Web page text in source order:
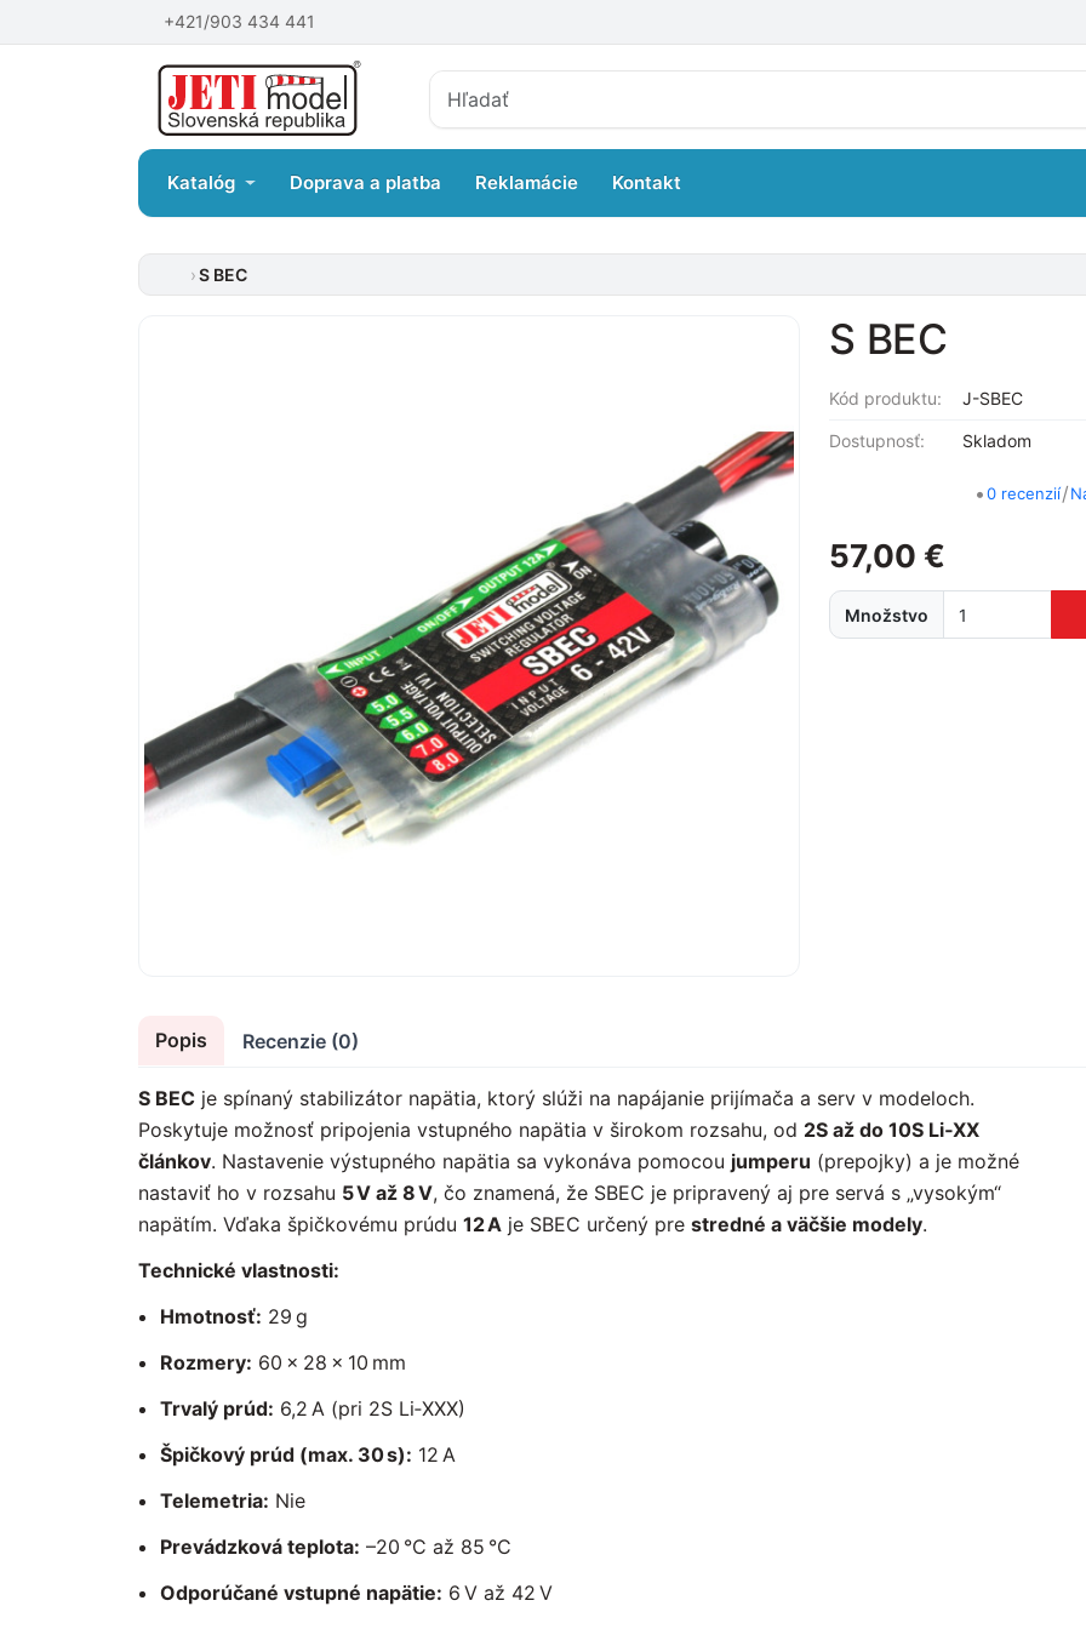
+421/903 434 441
Katalóg Doprava a platba Reklamácie Kontakt
S BEC
S BEC
Kód produktu: J-SBEC
Dostupnosť: Skladom
•0 recenzií/
57,00 €
Množstvo
Popis Recenzie (0)
S BEC je spínaný stabilizátor napätia, ktorý slúži na napájanie prijímača a serv v modeloch.
Poskytuje možnosť pripojenia vstupného napätia v širokom rozsahu, od 2S až do 10S Li‑XX
článkov. Nastavenie výstupného napätia sa vykonáva pomocou jumperu (prepojky) a je možné
nastaviť ho v rozsahu 5 V až 8 V, čo znamená, že SBEC je pripravený aj pre servá s „vysokým“
napätím. Vďaka špičkovému prúdu 12 A je SBEC určený pre stredné a väčšie modely.
Technické vlastnosti:
Hmotnosť: 29 g
Rozmery: 60 × 28 × 10 mm
Trvalý prúd: 6,2 A (pri 2S Li‑XXX)
Špičkový prúd (max. 30 s): 12 A
Telemetria: Nie
Prevádzková teplota: –20 °C až 85 °C
Odporúčané vstupné napätie: 6 V až 42 V